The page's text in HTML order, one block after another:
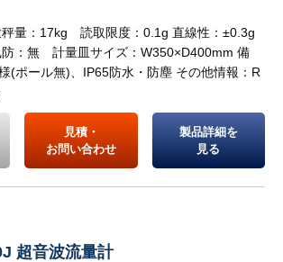
秤量：17kg 読取限度：0.1g 直線性：±0.3g
：無 計量皿サイズ：W350×D400mm 備
(ポール無)、IP65防水・防塵 その他情報：R
見積・
お問い合わせ
製品詳細を
見る
超音波流量計